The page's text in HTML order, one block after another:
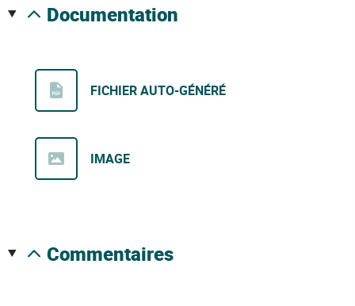
documentation
FICHIER AUTO-GÉNÉRÉ
IMAGE
commentaires